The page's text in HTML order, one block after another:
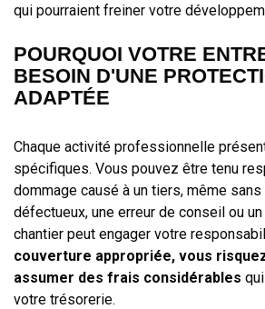
qui pourraient freiner votre
POURQUOI VOTRE
BESOIN D'UNE
ADAPTÉE
Chaque activité professionnelle
spécifiques. Vous pouvez être tenu
dommage causé à un tiers, même
défectueux, une erreur de conseil ou
chantier peut engager votre
couverture appropriée, vous
assumer des frais considérables
votre trésorerie.